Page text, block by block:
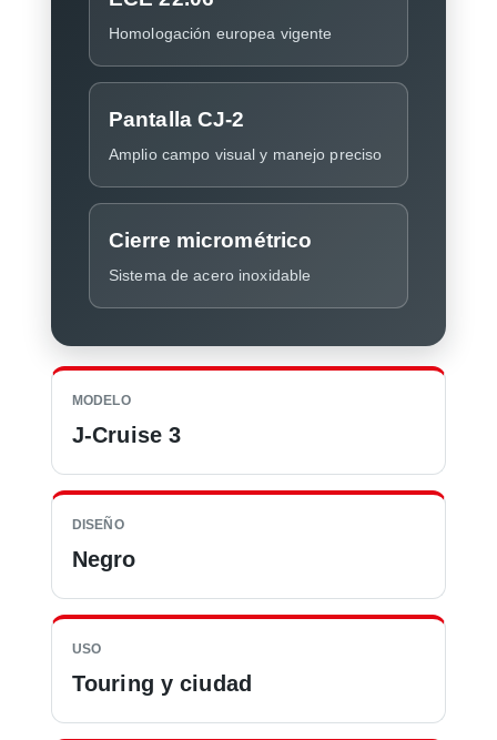
Homologación europea vigente
Pantalla CJ-2
Amplio campo visual y manejo preciso
Cierre micrométrico
Sistema de acero inoxidable
MODELO
J-Cruise 3
DISEÑO
Negro
USO
Touring y ciudad